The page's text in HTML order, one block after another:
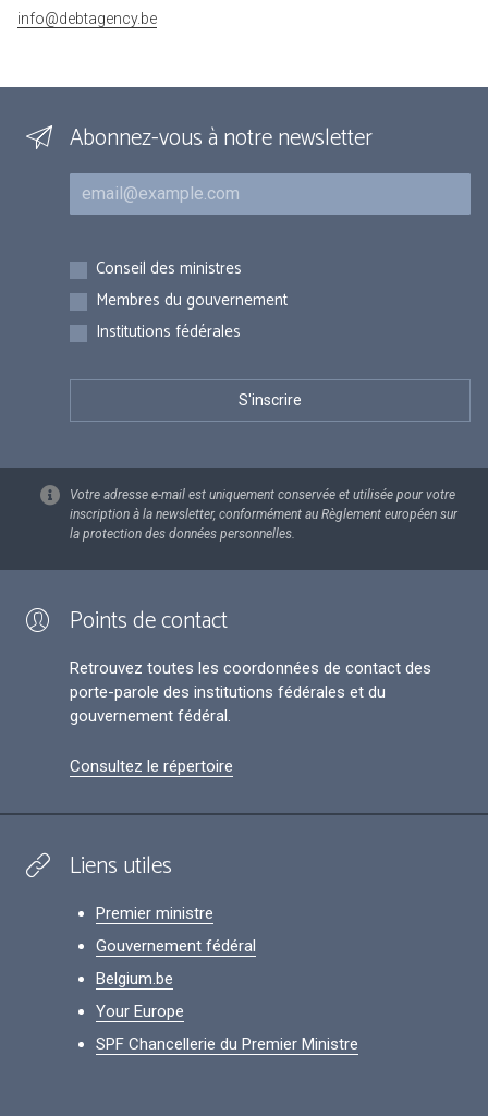
info@debtagency.be
Abonnez-vous à notre newsletter
Courriel
Inscriptions
Conseil des ministres
Membres du gouvernement
Institutions fédérales
Votre adresse e-mail est uniquement conservée et utilisée pour votre
inscription à la newsletter, conformément au Règlement européen sur
la protection des données personnelles.
Points de contact
Retrouvez toutes les coordonnées de contact des
porte-parole des institutions fédérales et du
gouvernement fédéral.
Consultez le répertoire
Liens utiles
Premier ministre
Gouvernement fédéral
Belgium.be
Your Europe
SPF Chancellerie du Premier Ministre